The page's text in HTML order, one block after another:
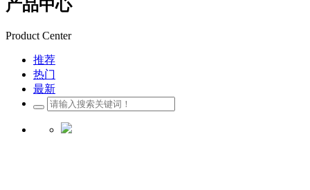
产品中心
Product Center
推荐
热门
最新